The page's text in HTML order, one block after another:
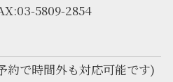
5809-2854
約で時間外も対応可能です)